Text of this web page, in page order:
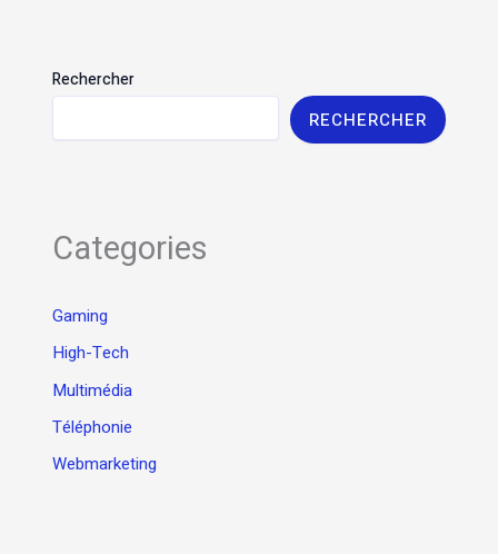
Rechercher
RECHERCHER
Categories
Gaming
High-Tech
Multimédia
Téléphonie
Webmarketing